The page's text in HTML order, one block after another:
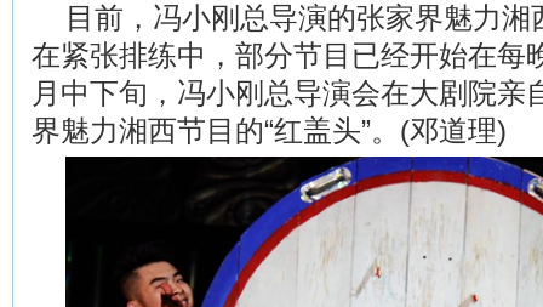
目前，冯小刚总导演的张家界魅力
在紧张排练中，部分节目已经开始在每
月中下旬，冯小刚总导演会在大剧院亲
界魅力湘西节目的“红盖头”。(邓道理)